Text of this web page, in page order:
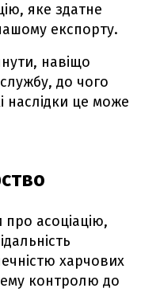
яке здатне
експорту.
навіщо
до чого
наслідки це може
про асоціацію,
харчових
контролю до